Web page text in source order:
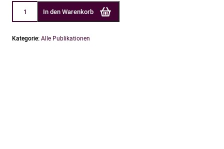
Malerfreundschaften
bedrohlicher
Die
In den Warenkorb
Kategorie:Alle Publikationen